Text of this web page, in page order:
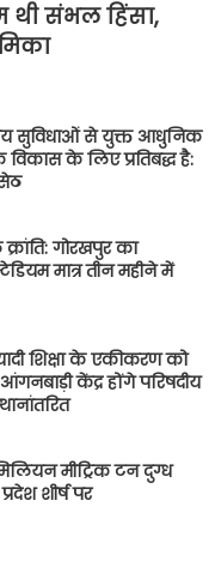
थी संभल हिंसा,
सुविधाओं से युक्त आधुनिक
विकास के लिए प्रतिबद्ध है:
गोरखपुर का
मात्र तीन महीने में
शिक्षा के एकीकरण को
केंद्र होंगे परिषदीय
मीट्रिक टन दुग्ध
शीर्ष पर